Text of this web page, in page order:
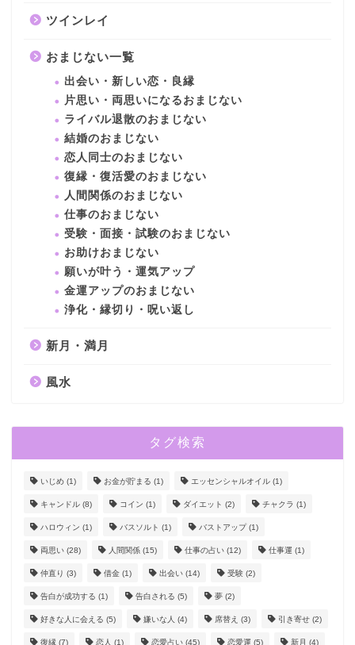
ツインレイ
おまじない一覧
出会い・新しい恋・良縁
片思い・両思いになるおまじない
ライバル退散のおまじない
結婚のおまじない
恋人同士のおまじない
復縁・復活愛のおまじない
人間関係のおまじない
仕事のおまじない
受験・面接・試験のおまじない
お助けおまじない
願いが叶う・運気アップ
金運アップのおまじない
浄化・縁切り・呪い返し
新月・満月
風水
タグ検索
いじめ (1) お金が貯まる (1) エッセンシャルオイル (1)
キャンドル (8) コイン (1) ダイエット (2) チャクラ (1)
ハロウィン (1) バスソルト (1) バストアップ (1)
両思い (28) 人間関係 (15) 仕事の占い (12) 仕事運 (1)
仲直り (3) 借金 (1) 出会い (14) 受験 (2)
告白が成功する (1) 告白される (5) 夢 (2)
好きな人に会える (5) 嫌いな人 (4) 席替え (3) 引き寄せ (2)
復縁 (7) 恋人 (1) 恋愛占い (45) 恋愛運 (5) 新月 (4)